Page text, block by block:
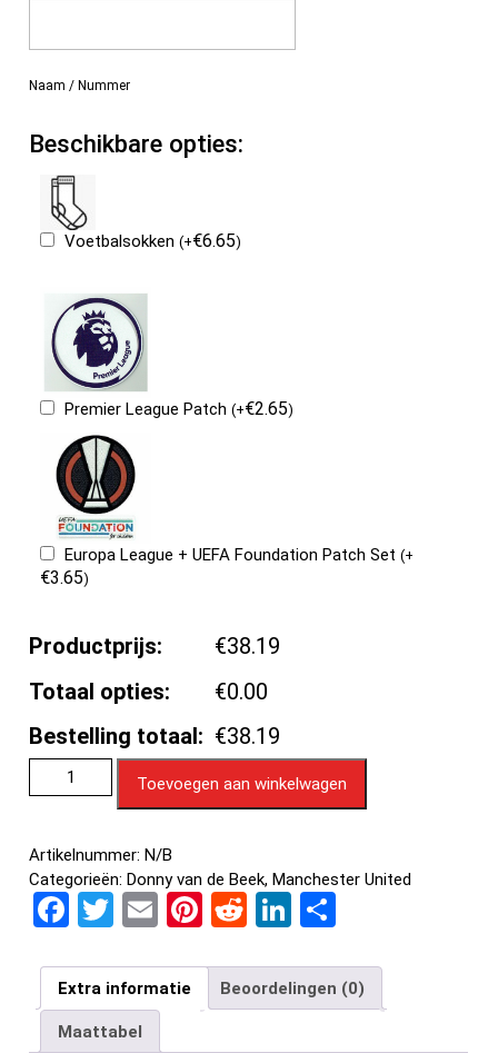
Naam / Nummer
Beschikbare opties:
Voetbalsokken(+€6.65)
Premier League Patch(+€2.65)
Europa League + UEFA Foundation Patch Set(+
€3.65)
Productprijs:
€38.19
Totaal opties:
€0.00
Bestelling totaal: €38.19
Toevoegen aan winkelwagen
Artikelnummer:N/B
Categorieën:Donny van de Beek,Manchester United
F
ce
b
T
tt
er
E
ail
Pi
er
es
R
d
di
Li
ke
dI
e
n
Extra informatie Beoordelingen (0)
Maattabel